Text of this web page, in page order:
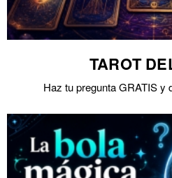
TAROT
Haz tu pregunta GRATIS y